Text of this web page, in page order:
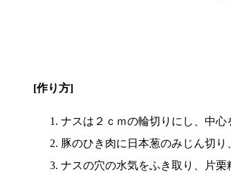
赤
[作り方]
ナスは２ｃｍの輪切りにし、中心
豚のひき肉に日本葱のみじん切り
ナスの穴の水気をふき取り、片栗